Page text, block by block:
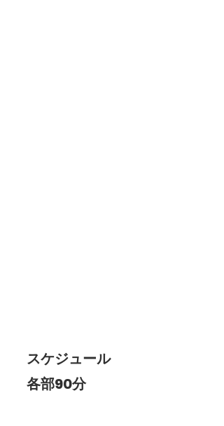
スケジュール
各部90分